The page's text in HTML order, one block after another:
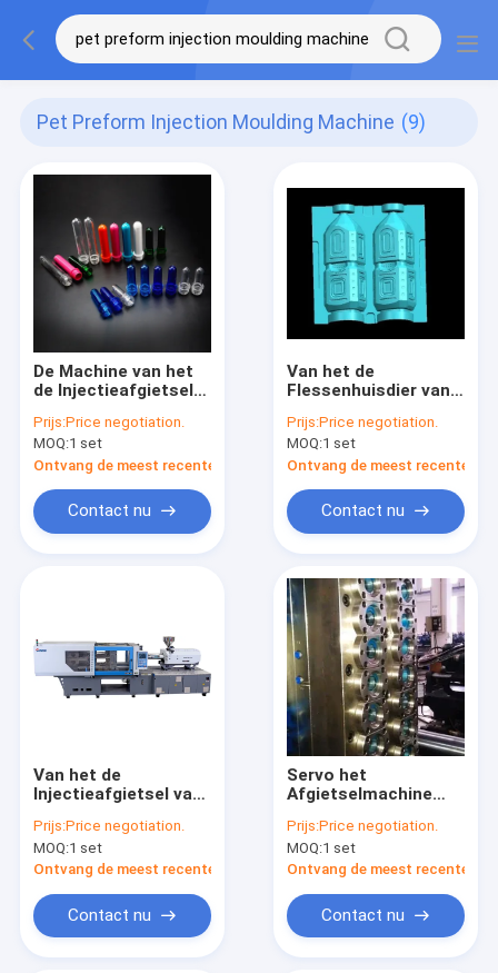
Pet Preform Injection Moulding Machine (9)
De Machine van het
de Injectieafgietsel
HUISDIERENfles
Prijs:Price negotiation.
MOQ:1 set
Ontvang de meest recente Prijs
Contact nu
Van het de
Flessenhuisdier van
Machine van het de
Injectieafgietsel met
Robotinterface
Prijs:Price negotiation.
MOQ:1 set
Ontvang de meest recente
Contact nu
Van het de
Injectieafgietsel van
Precisiehuisdier de
Machine mz280md-
HUISDIER voor het
HUISDIERENfles
Prijs:Price negotiation.
MOQ:1 set
Ontvang de meest recente Prijs
Contact nu
Servo het
Afgietselmachine
HUISDIERENinjectie
Prijs:Price negotiation.
MOQ:1 set
Ontvang de meest recente
Contact nu